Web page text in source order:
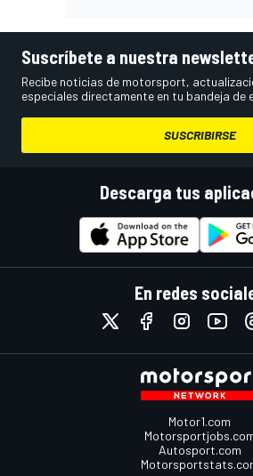
Suscríbete a nuestra
Recibe noticias de motorsport,
especiales directamente en tu bandeja de
SUSCRIBIRSE
Descarga tus
En redes
Motor1.com
Autosport.com